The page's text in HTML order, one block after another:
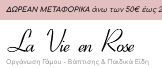
ΔΩΡΕΑΝ ΜΕΤΑΦΟΡΙΚΑ άνω των 50€ έως
Οργάνωση Γάμου - Βάπτισης & Παιδικά Είδη